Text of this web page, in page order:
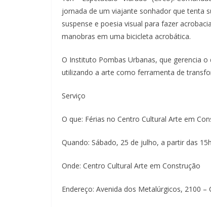
jornada de um viajante sonhador que tenta
suspense e poesia visual para fazer
manobras em uma bicicleta acrobática.
O Instituto Pombas Urbanas, que gerencia
utilizando a arte como ferramenta de
Serviço
O que: Férias no Centro Cultural Arte em
Quando: Sábado, 25 de julho, a partir das 15h
Onde: Centro Cultural Arte em Construção
Endereço: Avenida dos Metalúrgicos, 2100 –